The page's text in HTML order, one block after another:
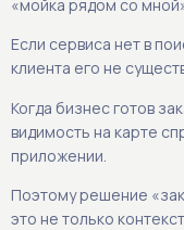
«мойка рядом со
Если сервиса нет в
клиента его не
Когда бизнес готов
видимость на карте
приложении.
Поэтому решение
это не только